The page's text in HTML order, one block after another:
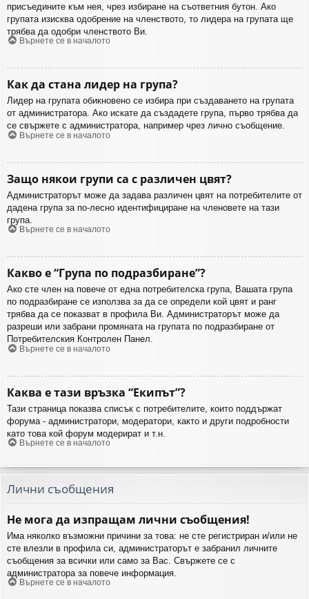
присъедините към нея, чрез избиране на съответния бутон. Ако
групата изисква одобрение на членството, то лидера на групата ще
трябва да одобри членството Ви.
Върнете се в началото
Как да стана лидер на група?
Лидер на групата обикновено се избира при създаването на групата
от администратора. Ако искате да създадете група, първо трябва да
се свържете с администратора, например чрез лично съобщение.
Върнете се в началото
Защо някои групи са с различен цвят?
Администраторът може да задава различен цвят на потребителите от
дадена група за по-лесно идентифициране на членовете на тази
група.
Върнете се в началото
Какво е “Група по подразбиране”?
Ако сте член на повече от една потребителска група, Вашата група
по подразбиране се използва за да се определи кой цвят и ранг
трябва да се показват в профила Ви. Администраторът може да
разреши или забрани промяната на групата по подразбиране от
Потребителския Контролен Панел.
Върнете се в началото
Каква е тази връзка “Екипът”?
Тази страница показва списък с потребителите, които поддържат
форума - администратори, модератори, както и други подробности
като това кой форум модерират и т.н.
Върнете се в началото
Лични съобщения
Не мога да изпращам лични съобщения!
Има няколко възможни причини за това: не сте регистриран и/или не
сте влезли в профила си, администраторът е забранил личните
съобщения за всички или само за Вас. Свържете се с
администратора за повече информация.
Върнете се в началото